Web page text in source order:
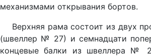
механизмами открывания бортов.
Верхняя рама состоит из двух
(швеллер № 27) и семнадцати
концевые балки из швеллера №